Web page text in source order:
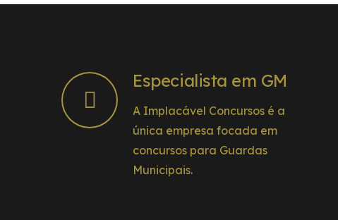
Especialista em GM
A Implacável Concursos é a
única empresa focada em
concursos para Guardas
Municipais.